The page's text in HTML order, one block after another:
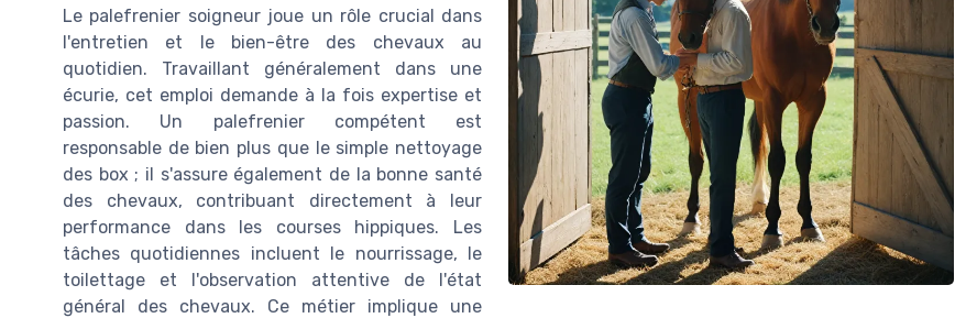
Le palefrenier soigneur joue un rôle crucial dans
l'entretien et le bien-être des chevaux au
quotidien. Travaillant généralement dans une
écurie, cet emploi demande à la fois expertise et
passion. Un palefrenier compétent est
responsable de bien plus que le simple nettoyage
des box ; il s'assure également de la bonne santé
des chevaux, contribuant directement à leur
performance dans les courses hippiques. Les
tâches quotidiennes incluent le nourrissage, le
toilettage et l'observation attentive de l'état
général des chevaux. Ce métier implique une